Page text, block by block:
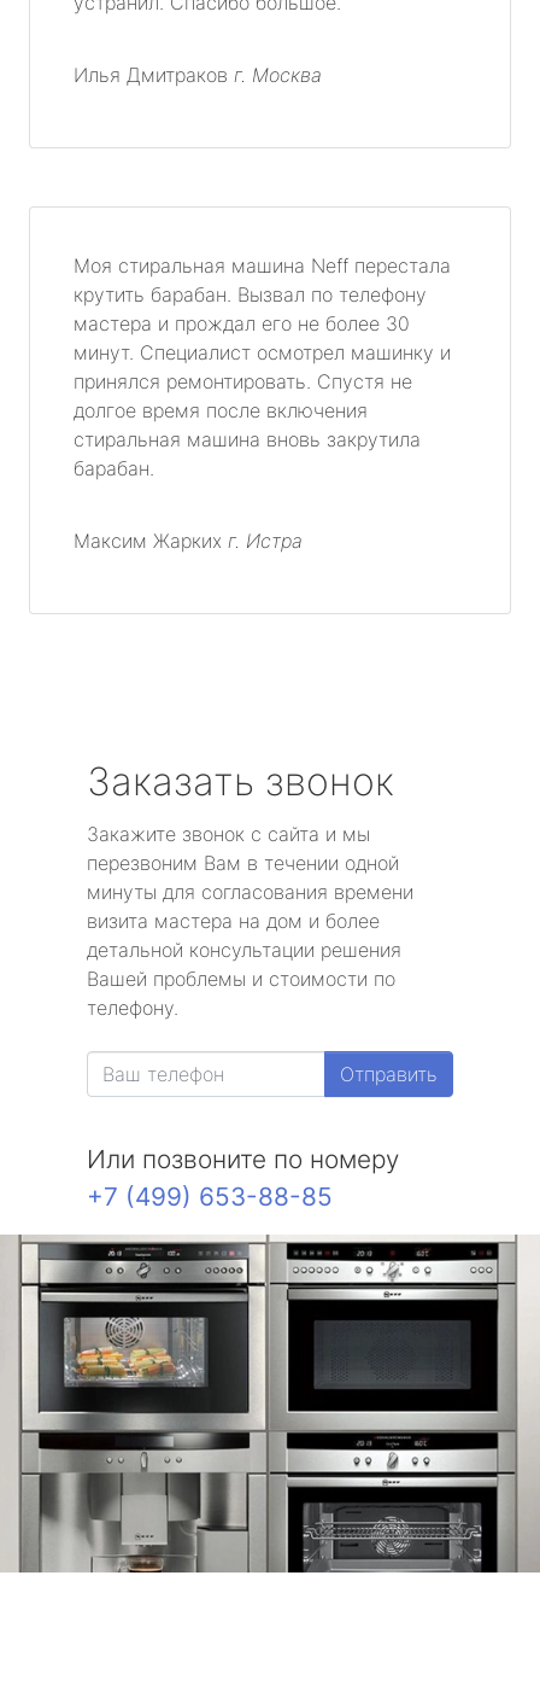
Илья Дмитраков г. Москва
Моя стиральная машина Neff перестала
крутить барабан. Вызвал по телефону
мастера и прождал его не более 30
минут. Специалист осмотрел машинку и
принялся ремонтировать. Спустя не
долгое время после включения
стиральная машина вновь закрутила
барабан.
Максим Жарких г. Истра
Заказать звонок
Закажите звонок с сайта и мы
перезвоним Вам в течении одной
минуты для согласования времени
визита мастера на дом и более
детальной консультации решения
Вашей проблемы и стоимости по
телефону.
Отправить
Или позвоните по номеру
+7 (499) 653-88-85